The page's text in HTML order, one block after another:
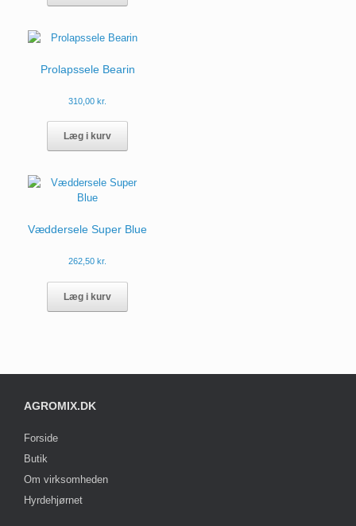
Prolapssele Bearin
310,00 kr.
Læg i kurv
Væddersele Super Blue
262,50 kr.
Læg i kurv
AGROMIX.DK
Forside
Butik
Om virksomheden
Hyrdehjørnet